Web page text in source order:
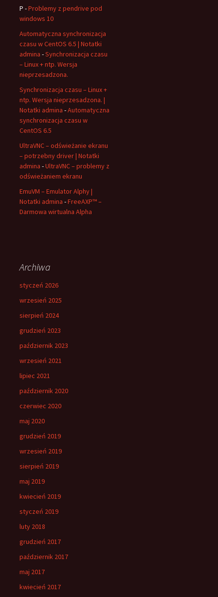
P -Problemy z pendrive pod
windows 10
Automatyczna synchronizacja
czasu w CentOS 6.5 | Notatki
admina -Synchronizacja czasu
– Linux + ntp. Wersja
nieprzesadzona.
Synchronizacja czasu – Linux +
ntp. Wersja nieprzesadzona. |
Notatki admina -Automatyczna
synchronizacja czasu w
CentOS 6.5
UltraVNC – odświeżanie ekranu
– potrzebny driver | Notatki
admina -UltraVNC – problemy z
odświeżaniem ekranu
EmuVM – Emulator Alphy |
Notatki admina -FreeAXP™ –
Darmowa wirtualna Alpha
Archiwa
styczeń 2026
wrzesień 2025
sierpień 2024
grudzień 2023
październik 2023
wrzesień 2021
lipiec 2021
październik 2020
czerwiec 2020
maj 2020
grudzień 2019
wrzesień 2019
sierpień 2019
maj 2019
kwiecień 2019
styczeń 2019
luty 2018
grudzień 2017
październik 2017
maj 2017
kwiecień 2017